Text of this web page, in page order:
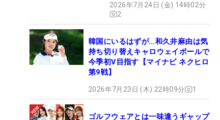
2026年7月24日 (金) 14時02分
2
韓国にいるはずが…和久井麻由は気
持ち切り替えキャロウェイボールで
今季初V目指す【マイナビ ネクヒロ
第9戦】
2026年7月23日 (木) 22時09分 1
ゴルフウェアとは一味違うギャップ